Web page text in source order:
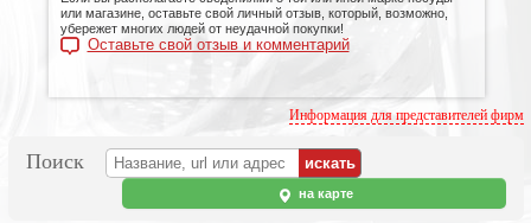
или магазине, оставьте свой личный отзыв, который, возможно,
убережет многих людей от неудачной покупки!
Оставьте свой отзыв и комментарий
Информация для представителей фирм
Поиск
на карте